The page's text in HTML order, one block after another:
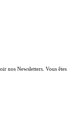
nos Newsletters. Vous êtes